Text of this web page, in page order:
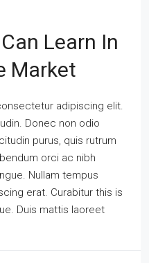
Learn In
Market
adipiscing elit.
Donec non odio
purus, quis rutrum
orci ac nibh
Nullam tempus
erat. Curabitur this is
Duis mattis laoreet